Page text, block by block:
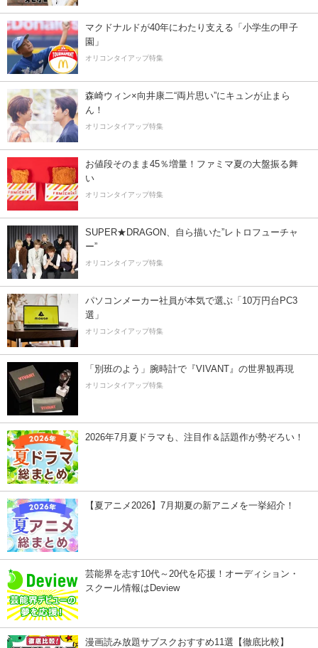
マクドナルドが40年にわたり支える「小学生の甲子
園」
オリコンタイアップ特集
森崎ウィン×向井康二“両片思い”にキュンが止まら
ん！
オリコンタイアップ特集
お値段そのまま45％増量！ファミマ夏の大盤振る舞
い
オリコンタイアップ特集
SUPER★DRAGON、自ら描いた”レトロフューチャ
ー”
オリコンタイアップ特集
パソコンメーカー社員が本気で選ぶ「10万円台PC3
選」
オリコンタイアップ特集
「別班のよう」腕時計で『VIVANT』の世界観再現
オリコンタイアップ特集
2026年7月夏ドラマも、注目作＆話題作が勢ぞろい！
【夏アニメ2026】7月期夏の新アニメを一挙紹介！
芸能界を志す10代～20代を応援！オーディション・
スクール情報はDeview
漫画読み放題サブスクおすすめ11選【徹底比較】